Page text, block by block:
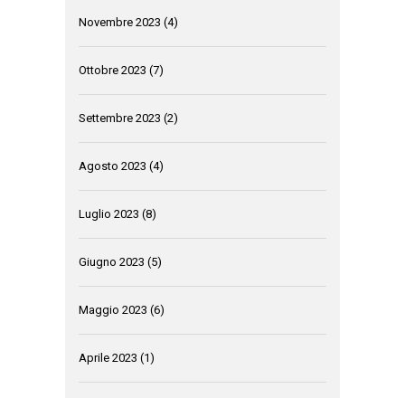
Novembre 2023 (4)
Ottobre 2023 (7)
Settembre 2023 (2)
Agosto 2023 (4)
Luglio 2023 (8)
Giugno 2023 (5)
Maggio 2023 (6)
Aprile 2023 (1)